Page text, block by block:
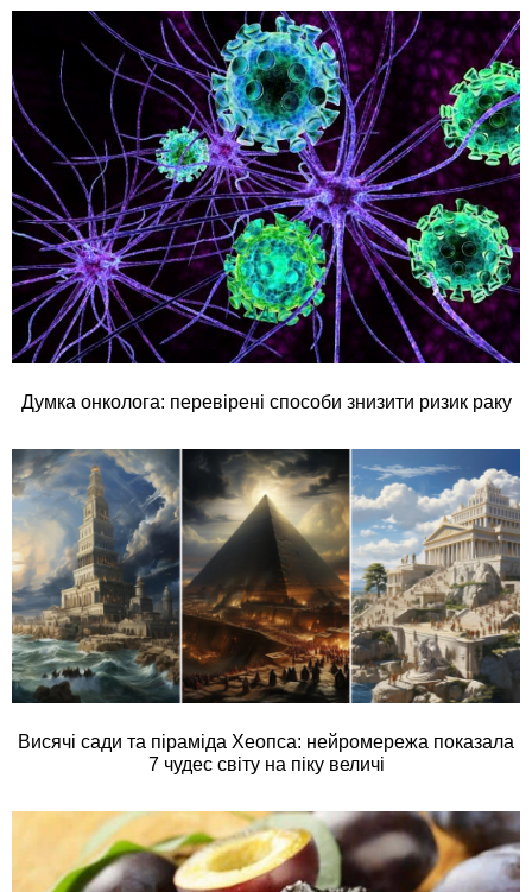
Думка онколога: перевірені способи знизити ризик раку
Висячі сади та піраміда Хеопса: нейромережа показала
7 чудес світу на піку величі